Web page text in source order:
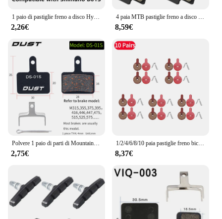
2,26€ 8,59€
2,75€
1/2/4/6/8/10 paia pastiglie freno bici resina organica MTB Mountain Cycling bici bicicletta pastiglie freno a disco sostituzione Scooter elettrico
8,37€